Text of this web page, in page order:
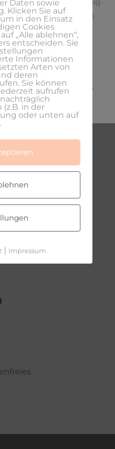
,Podcast,selbstständig
,traumjob
und seine
lassen – genau
als
hat einen
sich und berichtet mir
Daten sowie
Klicken Sie auf
in den Einsatz
Cookies
„Alle ablehnen“,
entscheiden. Sie
Informationen
Arten von
deren
Sie können
aufrufen
in der
oder unten auf
| Impressum